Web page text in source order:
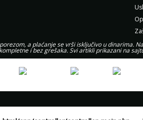
a plaćanje se vrši isključivo u dinarima.
i bez grešaka. Svi artikli prikazani na